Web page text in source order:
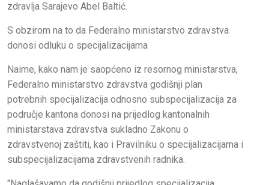
zdravlja Sarajevo Abel Baltić.
S obzirom na to da Federalno ministarstvo zdravstva
donosi odluku o specijalizacijama
Naime, kako nam je saopćeno iz resornog ministarstva,
Federalno ministarstvo zdravstva godišnji plan
potrebnih specijalizacija odnosno subspecijalizacija za
područje kantona donosi na prijedlog kantonalnih
ministarstava zdravstva sukladno Zakonu o
zdravstvenoj zaštiti, kao i Pravilniku o specijalizacijama i
subspecijalizacijama zdravstvenih radnika.